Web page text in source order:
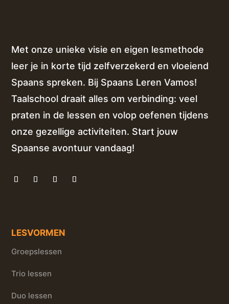
Met onze unieke visie en eigen lesmethode
leer je in korte tijd zelfverzekerd en vloeiend
Spaans spreken. Bij Spaans Leren Vamos!
Taalschool draait alles om verbinding: veel
praten in de lessen en volop oefenen tijdens
onze gezellige activiteiten. Start jouw
Spaanse avontuur vandaag!
LESVORMEN
Groepslessen
Trio lessen
Duo lessen